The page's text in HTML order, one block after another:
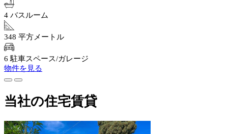
4 バスルーム
348 平方メートル
6 駐車スペース/ガレージ
物件を見る
当社の住宅賃貸